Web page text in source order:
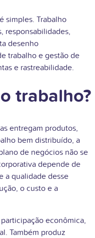
simples. Trabalho
responsabilidades,
desenho
trabalho e gestão de
e rastreabilidade.
trabalho?
entregam produtos,
bem distribuído, a
de negócios não se
depende de
a qualidade desse
o custo e a
econômica,
Também produz